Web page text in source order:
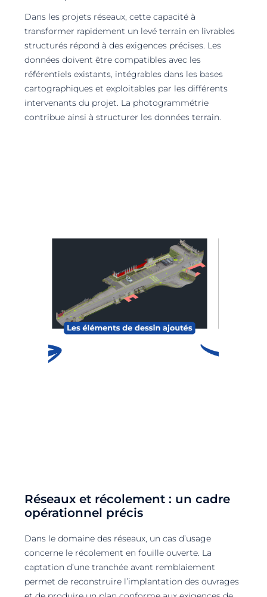
Dans les projets réseaux, cette capacité à
transformer rapidement un levé terrain en livrables
structurés répond à des exigences précises. Les
données doivent être compatibles avec les
référentiels existants, intégrables dans les bases
cartographiques et exploitables par les différents
intervenants du projet. La photogrammétrie
contribue ainsi à structurer les données terrain.
Réseaux et récolement : un cadre
opérationnel précis
Dans le domaine des réseaux, un cas d’usage
concerne le récolement en fouille ouverte. La
captation d’une tranchée avant remblaiement
permet de reconstruire l’implantation des ouvrages